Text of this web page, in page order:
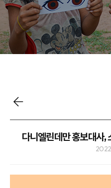
사업소식
다니엘린데만 홍보대사,